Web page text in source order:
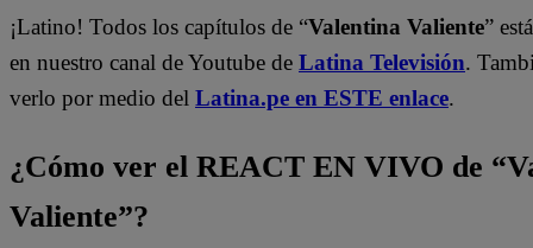
¡Latino! Todos los capítulos de “Valentina Valiente”
en nuestro canal de Youtube de Latina Televisión.
verlo por medio del Latina.pe en ESTE enlace.
¿Cómo ver el REACT EN VIVO de
Valiente”?